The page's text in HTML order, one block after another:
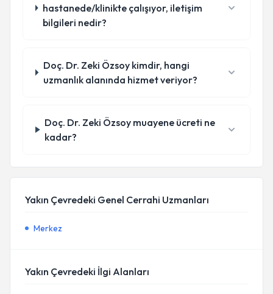
hastanede/klinikte çalışıyor, iletişim
bilgileri nedir?
Doç. Dr. Zeki Özsoy kimdir, hangi
uzmanlık alanında hizmet veriyor?
Doç. Dr. Zeki Özsoy muayene ücreti ne
kadar?
Yakın Çevredeki Genel Cerrahi Uzmanları
Merkez
Yakın Çevredeki İlgi Alanları